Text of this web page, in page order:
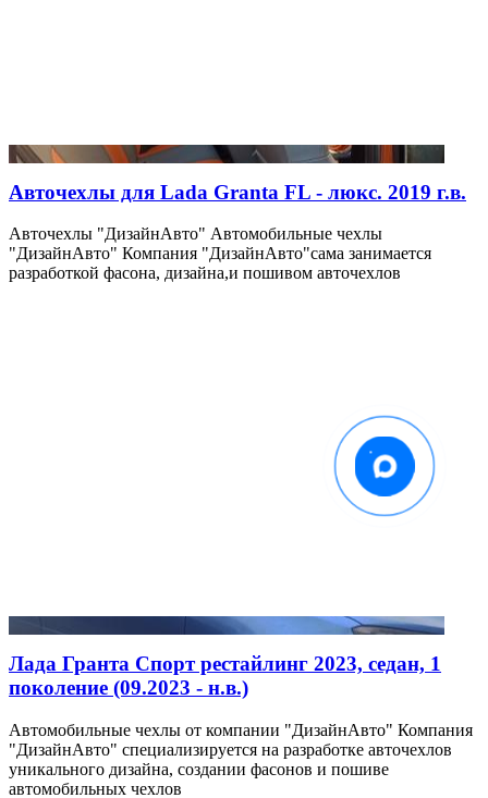
Авточехлы для Lada Granta FL - люкс. 2019 г.в.
Авточехлы "ДизайнАвто" Автомобильные чехлы
"ДизайнАвто" Компания "ДизайнАвто"сама занимается
разработкой фасона, дизайна,и пошивом авточехлов
Лада Гранта Спорт рестайлинг 2023, седан, 1
поколение (09.2023 - н.в.)
Автомобильные чехлы от компании "ДизайнАвто" Компания
"ДизайнАвто" специализируется на разработке авточехлов
уникального дизайна, создании фасонов и пошиве
автомобильных чехлов